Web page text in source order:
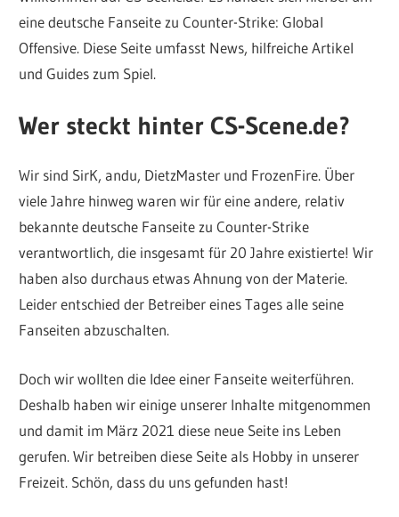
eine deutsche Fanseite zu Counter-Strike: Global
Offensive. Diese Seite umfasst News, hilfreiche Artikel
und Guides zum Spiel.
Wer steckt hinter CS-Scene.de?
Wir sind SirK, andu, DietzMaster und FrozenFire. Über
viele Jahre hinweg waren wir für eine andere, relativ
bekannte deutsche Fanseite zu Counter-Strike
verantwortlich, die insgesamt für 20 Jahre existierte! Wir
haben also durchaus etwas Ahnung von der Materie.
Leider entschied der Betreiber eines Tages alle seine
Fanseiten abzuschalten.
Doch wir wollten die Idee einer Fanseite weiterführen.
Deshalb haben wir einige unserer Inhalte mitgenommen
und damit im März 2021 diese neue Seite ins Leben
gerufen. Wir betreiben diese Seite als Hobby in unserer
Freizeit. Schön, dass du uns gefunden hast!